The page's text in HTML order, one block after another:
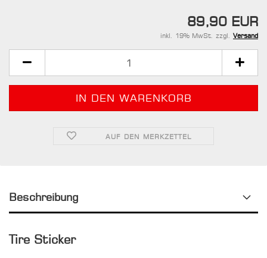
89,90 EUR
inkl. 19% MwSt. zzgl. Versand
AUF DEN MERKZETTEL
Beschreibung
Tire Sticker